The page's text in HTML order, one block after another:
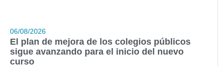
06/08/2026
El plan de mejora de los colegios públicos
sigue avanzando para el inicio del nuevo
curso